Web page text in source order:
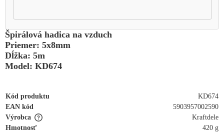
Špirálová hadica na vzduch
Priemer: 5x8mm
Dĺžka: 5m
Model: KD674
Kód produktu
KD674
EAN kód
5903957002590
Výrobca
Kraftdele
Hmotnosť
420 g